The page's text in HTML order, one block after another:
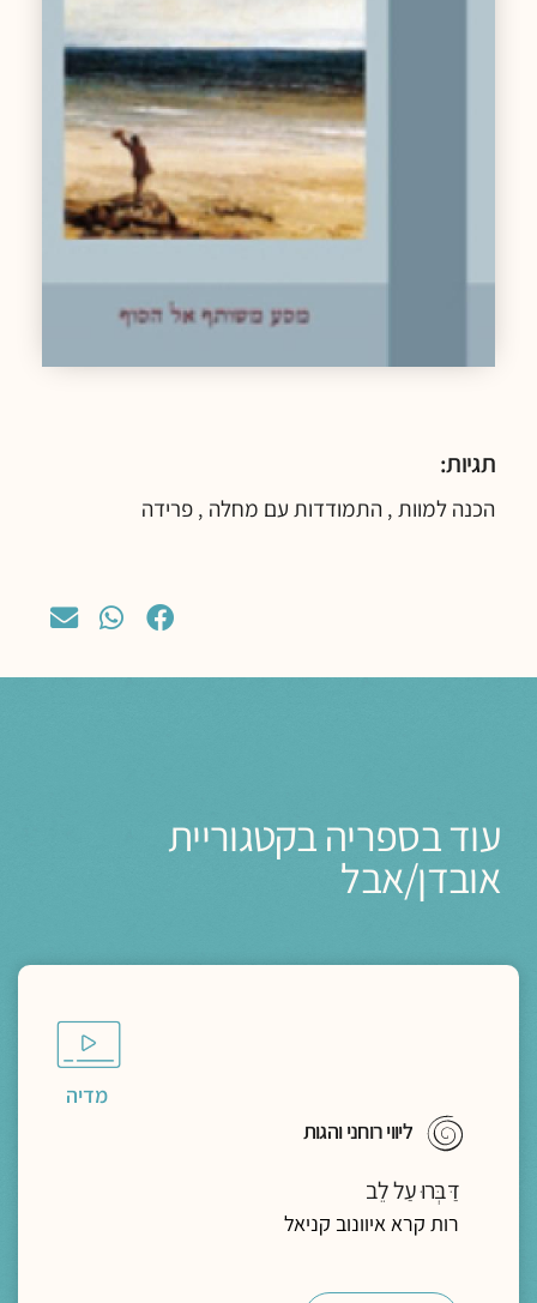
תגיות:
הכנה למוות , התמודדות עם מחלה , פרידה
עוד בספריה בקטגוריית
אובדן/אבל
מדיה
ליווי רוחני והגות
דַּבְּרוּ עַל לֵב
רות קרא איוונוב קניאל